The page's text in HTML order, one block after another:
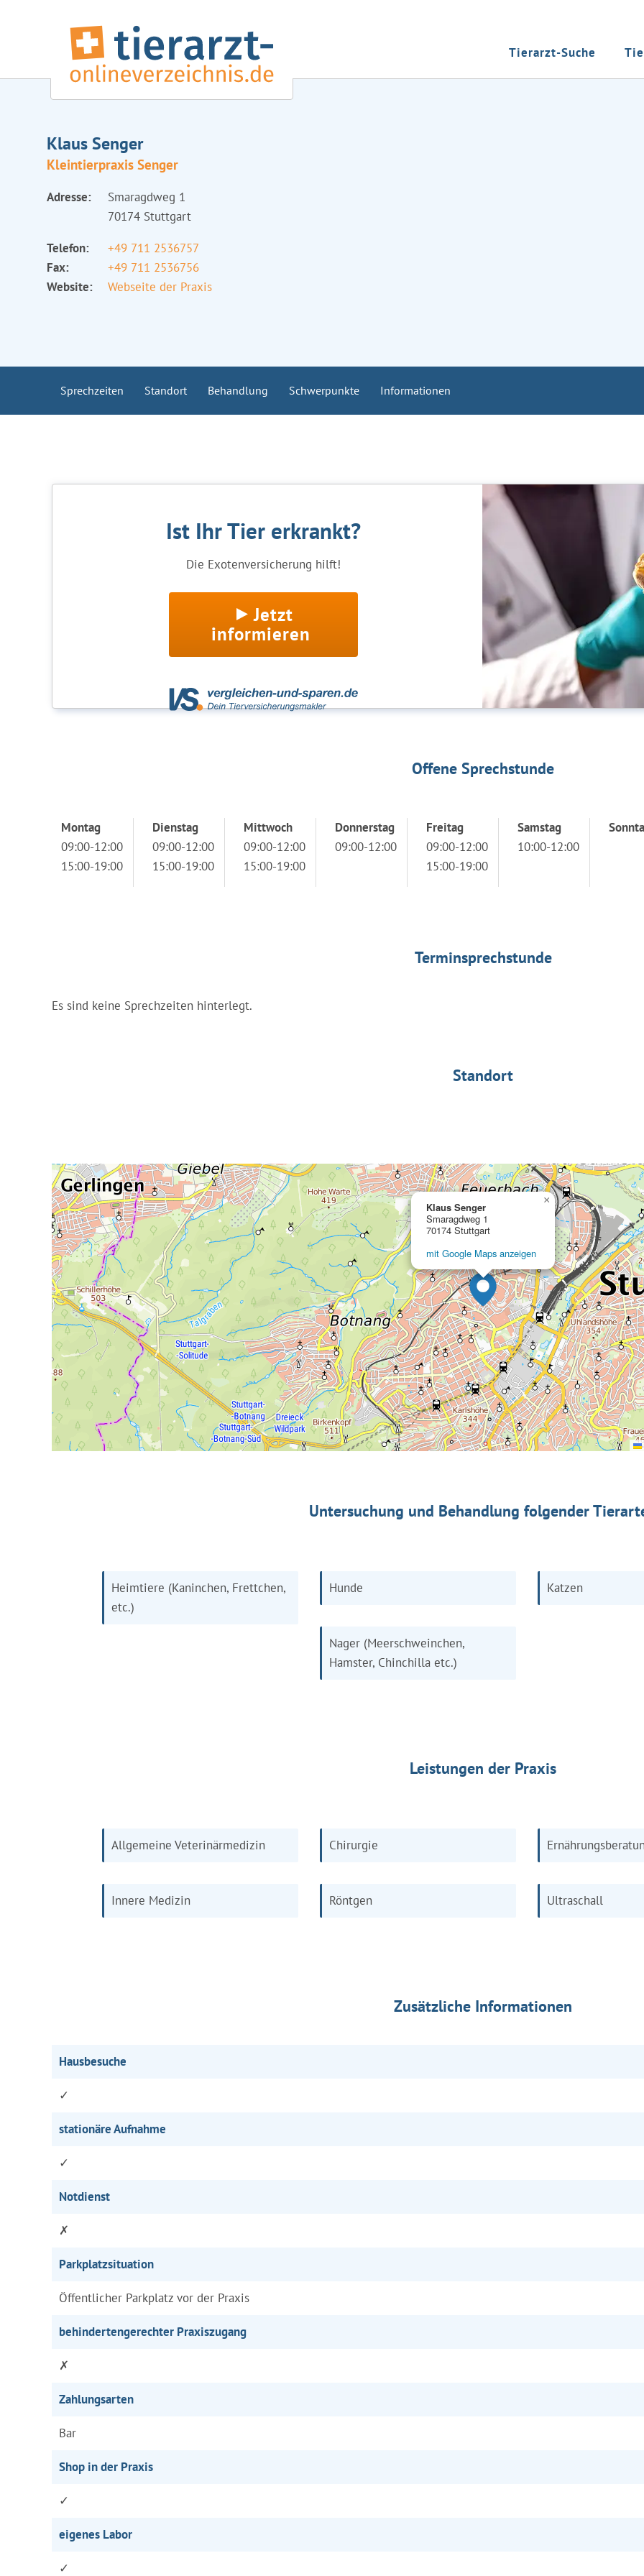
Tierarzt-Suche
Klaus Senger
Kleintierpraxis Senger
Adresse:
Smaragdweg 1
70174 Stuttgart
Telefon:
+49 711 2536757
Fax:
+49 711 2536756
Website:
Webseite der Praxis
Sprechzeiten Standort Behandlung Schwerpunkte Informationen
Ist Ihr Tier erkrankt?
Die Exotenversicherung hilft!
Jetzt
informieren
Offene Sprechstunde
Montag
09:00-12:00
15:00-19:00
Dienstag
09:00-12:00
15:00-19:00
Mittwoch
09:00-12:00
15:00-19:00
Donnerstag
09:00-12:00
Freitag
09:00-12:00
15:00-19:00
Samstag
10:00-12:00
Terminsprechstunde
Es sind keine Sprechzeiten hinterlegt.
Standort
Klaus Senger
Smaragdweg 1
70174 Stuttgart
mit Google Maps anzeigen
×
Untersuchung und Behandlung folgender
Heimtiere (Kaninchen, Frettchen,
etc.)
Hunde Katzen
Nager (Meerschweinchen,
Hamster, Chinchilla etc.)
Leistungen der Praxis
Allgemeine Veterinärmedizin Chirurgie
Innere Medizin Röntgen Ultraschall
Zusätzliche Informationen
Hausbesuche
✓
stationäre Aufnahme
✓
Notdienst
✗
Parkplatzsituation
Öffentlicher Parkplatz vor der Praxis
behindertengerechter Praxiszugang
✗
Zahlungsarten
Bar
Shop in der Praxis
✓
eigenes Labor
✓